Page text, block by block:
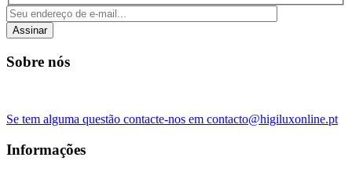
Assinar
Sobre nós
Se tem alguma questão contacte-nos em contacto@higiluxonline.pt
Informações